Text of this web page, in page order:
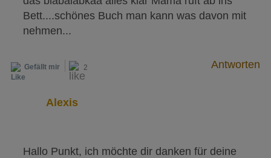
Bett....schönes Buch man kann was davon mit
nehmen...
Gefällt mir 2 Antworten
Alexis
Hallo Punkt, ich möchte dir danken für deine